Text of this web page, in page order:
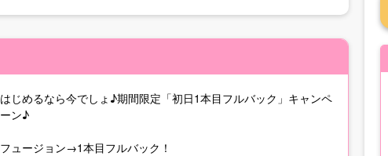
はじめるなら今でしょ♪期間限定「初日1本目フルバック」キャンペ
ーン♪
フュージョン→1本目フルバック！